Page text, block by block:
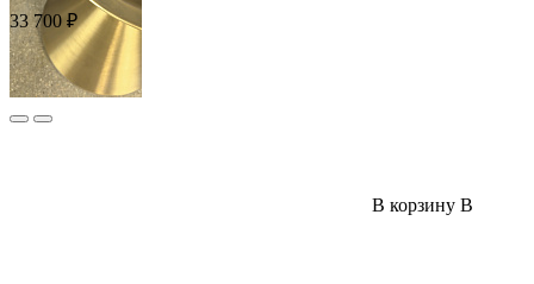
33 700 ₽
В корзину В